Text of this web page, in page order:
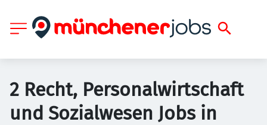
2 Recht, Personalwirtschaft
und Sozialwesen Jobs in